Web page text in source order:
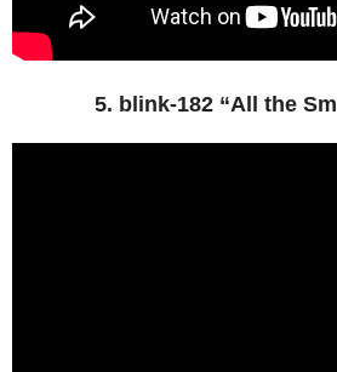
5. blink-182 “All the